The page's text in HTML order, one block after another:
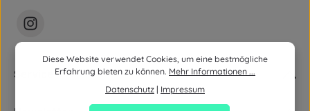
Service
Diese Website verwendet Cookies, um eine bestmögliche
Erfahrung bieten zu können. Mehr Informationen ...
Datenschutz | Impressum